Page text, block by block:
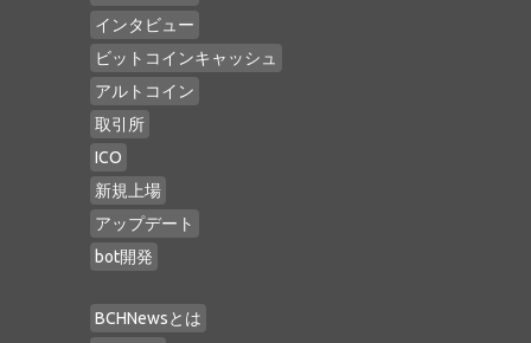
インタビュー
ビットコインキャッシュ
アルトコイン
取引所
ICO
新規上場
アップデート
bot開発
BCHNewsとは